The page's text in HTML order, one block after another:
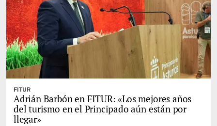
FITUR
Adrián Barbón en FITUR: «Los mejores años
del turismo en el Principado aún están por
llegar»